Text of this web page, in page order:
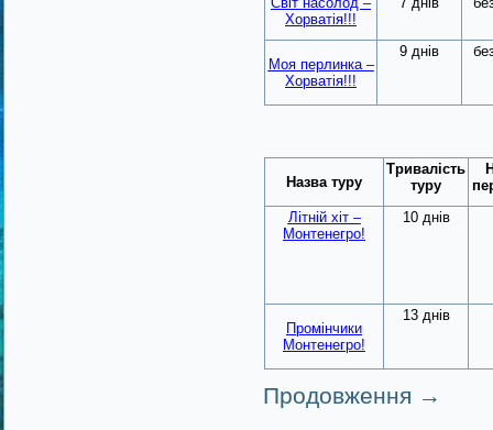
Хорватія!!!
Моя перлинка –
Хорватія!!!
9 днів
Назва туру
Тривалість
туру
Літній хіт –
Монтенегро!
10 днів
Промінчики
Монтенегро!
13 днів
Продовження →